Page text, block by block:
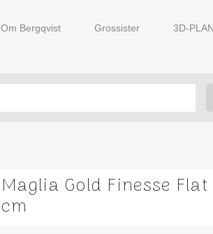
Om Bergqvist Grossister 3D-
Maglia Gold Finesse Flat
cm